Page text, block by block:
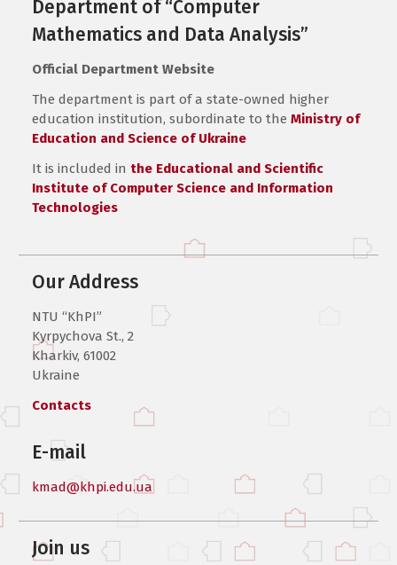
Department of “Computer
Mathematics and Data Analysis”
Official Department Website
The department is part of a state-owned higher
education institution, subordinate to theMinistry of
Education and Science of Ukraine
It is included in the Educational and Scientific
Institute of Computer Science and Information
Technologies
Our Address
NTU “KhPI”
Kyrpychova St., 2
Kharkiv, 61002
Ukraine
Contacts
E-mail
kmad@khpi.edu.ua
Join us